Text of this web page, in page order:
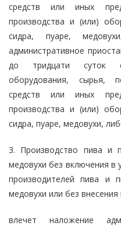
средств или иных
производства и (или)
сидра, пуаре,
административное
до тридцати суток с
оборудования, сырья,
средств или иных
производства и (или)
сидра, пуаре, медовухи,
3. Производство пива и
медовухи без включения в
производителей пива и
медовухи или без
влечет наложение